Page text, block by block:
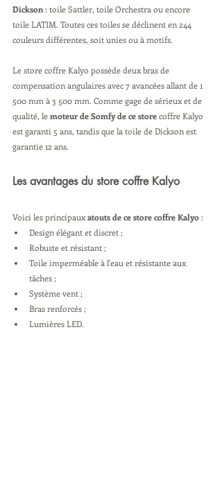
Dickson : toile Sattler, toile Orchestra ou encore
toile LATIM. Toutes ces toiles se déclinent en 244
couleurs différentes, soit unies ou à motifs.
Le store coffre Kalyo possède deux bras de
compensation angulaires avec 7 avancées allant de 1
500 mm à 3 500 mm. Comme gage de sérieux et de
qualité, le moteur de Somfy de ce store coffre Kalyo
est garanti 5 ans, tandis que la toile de Dickson est
garantie 12 ans.
Les avantages du store coffre Kalyo
Voici les principaux atouts de ce store coffre Kalyo :
Design élégant et discret ;
Robuste et résistant ;
Toile imperméable à l'eau et résistante aux
tâches ;
Système vent ;
Bras renforcés ;
Lumières LED.